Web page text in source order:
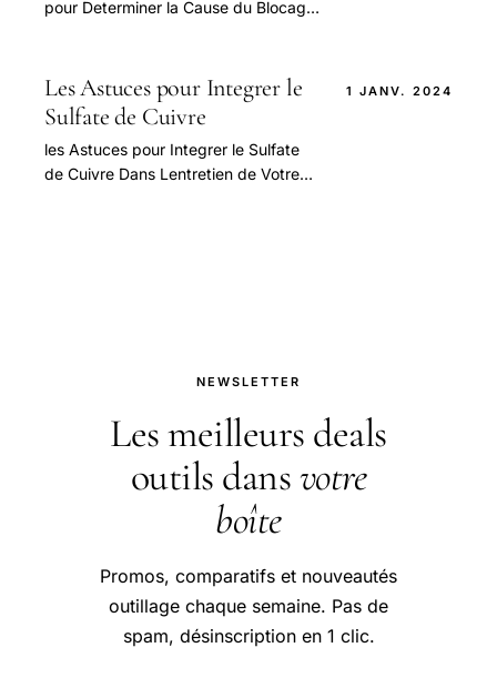
pour Determiner la Cause du Blocage
Les Astuces pour Integrer le
Sulfate de Cuivre
les Astuces pour Integrer le Sulfate
de Cuivre Dans Lentretien de Votre
1 JANV. 2024
NEWSLETTER
Les meilleurs deals
outils dansvotre
boîte
Promos, comparatifs et nouveautés
outillage chaque semaine. Pas de
spam, désinscription en 1 clic.